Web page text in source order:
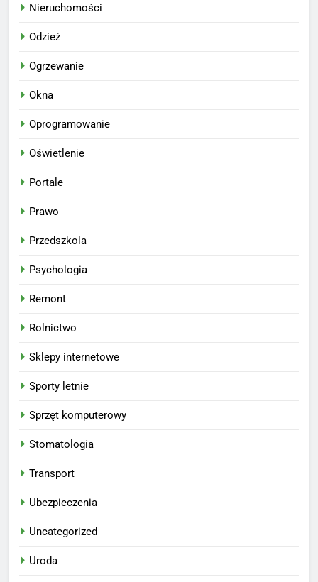
Nieruchomości
Odzież
Ogrzewanie
Okna
Oprogramowanie
Oświetlenie
Portale
Prawo
Przedszkola
Psychologia
Remont
Rolnictwo
Sklepy internetowe
Sporty letnie
Sprzęt komputerowy
Stomatologia
Transport
Ubezpieczenia
Uncategorized
Uroda